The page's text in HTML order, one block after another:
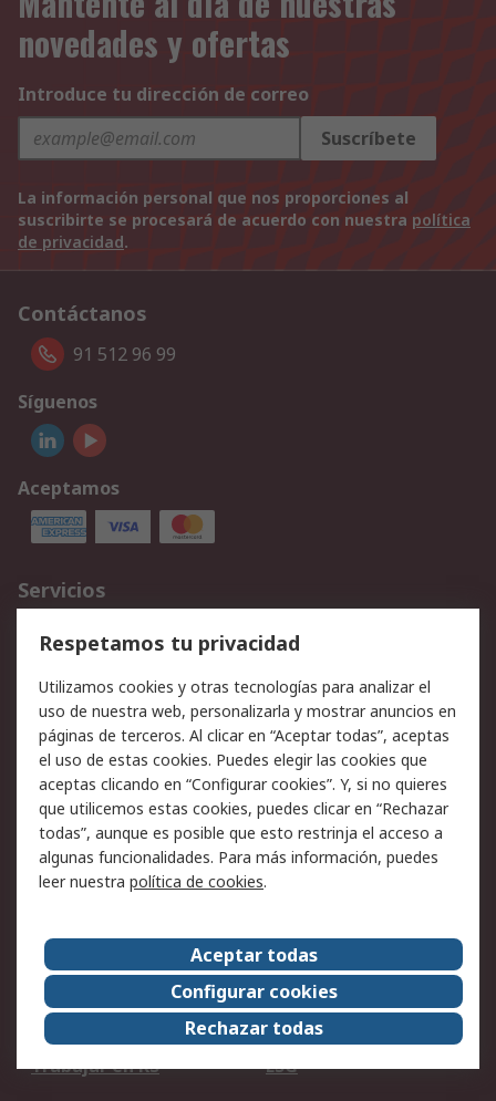
novedades y ofertas
Introduce tu dirección de correo
Suscríbete
La información personal que nos proporciones al
suscribirte se procesará de acuerdo con nuestra política
de privacidad.
Contáctanos
91 512 96 99
Síguenos
Aceptamos
Servicios
Cómo realizar pedidos
Devoluciones
Facturación y pago
Ofertas
Soporte técnico
Legal
Aviso legal
Política de privacidad -
Actualizada
Política sobre cookies
Seguridad de emails
Certificaciones de
Condiciones de venta
Acerca de RS
Acerca de RS
RS Group
RS en el mundo
Sala de prensa
Trabajar en RS
ESG
Respetamos tu privacidad
Utilizamos cookies y otras tecnologías para analizar el
uso de nuestra web, personalizarla y mostrar anuncios en
páginas de terceros. Al clicar en “Aceptar todas”, aceptas
el uso de estas cookies. Puedes elegir las cookies que
aceptas clicando en “Configurar cookies”. Y, si no quieres
que utilicemos estas cookies, puedes clicar en “Rechazar
todas”, aunque es posible que esto restrinja el acceso a
algunas funcionalidades. Para más información, puedes
leer nuestra política de cookies.
Aceptar todas
Configurar cookies
Rechazar todas